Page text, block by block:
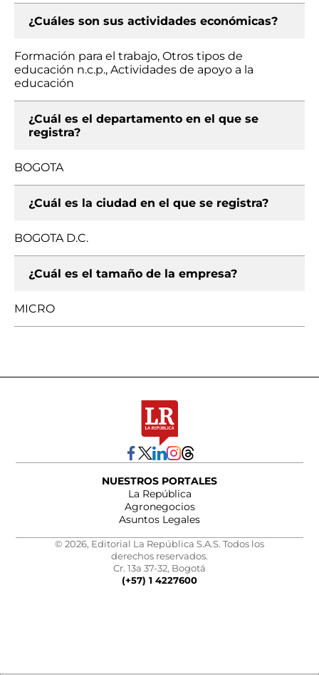
¿Cuáles son sus actividades económicas?
Formación para el trabajo, Otros tipos de
educación n.c.p., Actividades de apoyo a la
educación
¿Cuál es el departamento en el que se
registra?
BOGOTA
¿Cuál es la ciudad en el que se registra?
BOGOTA D.C.
¿Cuál es el tamaño de la empresa?
MICRO
NUESTROS PORTALES
La República
Agronegocios
Asuntos Legales
© 2026, Editorial La República S.A.S. Todos los
derechos reservados.
Cr. 13a 37-32, Bogotá
(+57) 1 4227600